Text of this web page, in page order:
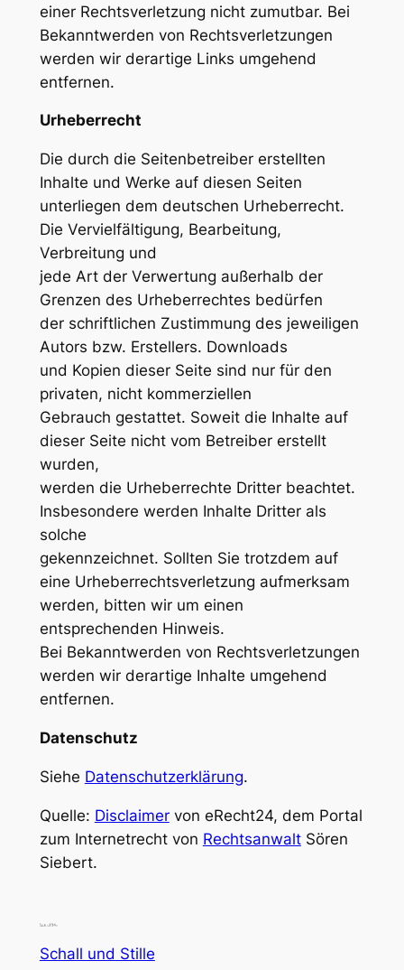
einer Rechtsverletzung nicht zumutbar. Bei
Bekanntwerden von Rechtsverletzungen
werden wir derartige Links umgehend
entfernen.
Urheberrecht
Die durch die Seitenbetreiber erstellten
Inhalte und Werke auf diesen Seiten
unterliegen dem deutschen Urheberrecht.
Die Vervielfältigung, Bearbeitung,
Verbreitung und
jede Art der Verwertung außerhalb der
Grenzen des Urheberrechtes bedürfen
der schriftlichen Zustimmung des jeweiligen
Autors bzw. Erstellers. Downloads
und Kopien dieser Seite sind nur für den
privaten, nicht kommerziellen
Gebrauch gestattet. Soweit die Inhalte auf
dieser Seite nicht vom Betreiber erstellt
wurden,
werden die Urheberrechte Dritter beachtet.
Insbesondere werden Inhalte Dritter als
solche
gekennzeichnet. Sollten Sie trotzdem auf
eine Urheberrechtsverletzung aufmerksam
werden, bitten wir um einen
entsprechenden Hinweis.
Bei Bekanntwerden von Rechtsverletzungen
werden wir derartige Inhalte umgehend
entfernen.
Datenschutz
Siehe Datenschutzerklärung.
Quelle: Disclaimervon eRecht24, dem Portal
zum Internetrecht von RechtsanwaltSören
Siebert.
Schall und Stille